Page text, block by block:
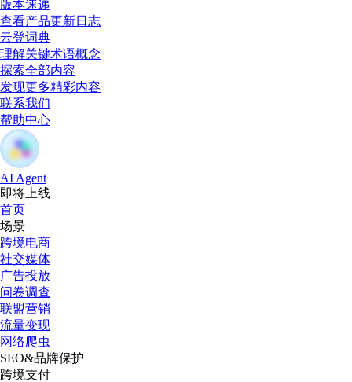
版本速递
查看产品更新日志
云登词典
理解关键术语概念
探索全部内容
发现更多精彩内容
联系我们
帮助中心
AI Agent
即将上线
首页
场景
跨境电商
社交媒体
广告投放
问卷调查
联盟营销
流量变现
网络爬虫
SEO&品牌保护
跨境支付